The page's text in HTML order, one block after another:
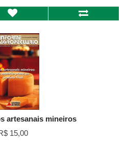
artesanais mineiros
15,00